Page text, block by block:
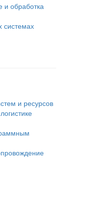
и обработка
системах
и ресурсов